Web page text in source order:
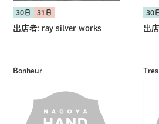
30日 31日
出店者: ray silver works
30
出
Bonheur